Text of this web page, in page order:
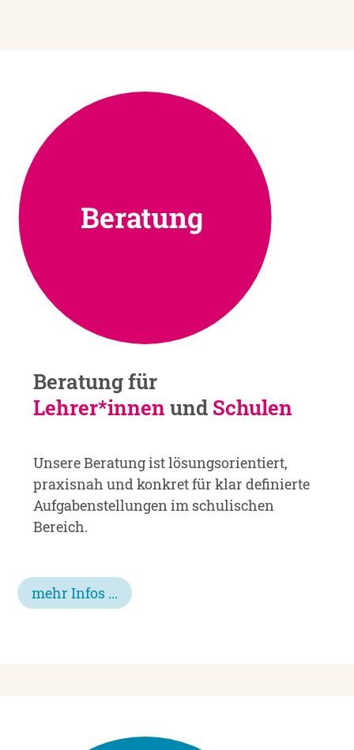
Beratung für
Lehrer*innenund Schulen
Unsere Beratung ist lösungs­orientiert,
praxisnah und konkret für klar definierte
Aufgaben­stellungen im schulischen
Bereich.
mehr Infos ...